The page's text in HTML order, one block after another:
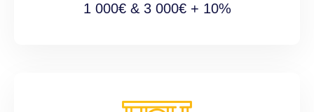
1 000€ & 3 000€ + 10%